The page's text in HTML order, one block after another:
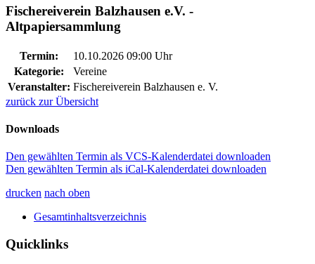
Fischereiverein Balzhausen e.V. -
Altpapiersammlung
Termin:
10.10.2026 09:00 Uhr
Kategorie:
Vereine
Veranstalter: Fischereiverein Balzhausen e. V.
zurück zur Übersicht
Downloads
Den gewählten Termin als VCS-Kalenderdatei downloaden
Den gewählten Termin als iCal-Kalenderdatei downloaden
drucken nach oben
Gesamtinhaltsverzeichnis
Quicklinks